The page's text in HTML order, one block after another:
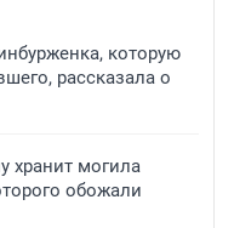
которую
рассказала о
хранит могила
обожали